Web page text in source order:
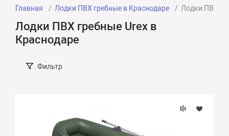
Главная Лодки ПВХ гребные в Краснодаре Лодки ПВХ
Лодки ПВХ гребные Urex в
Краснодаре
Фильтр
Розничная цена